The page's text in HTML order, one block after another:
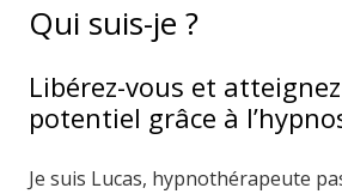
Qui suis-je ?
Libérez-vous et
potentiel grâce à
Je suis Lucas, hypnothérapeute